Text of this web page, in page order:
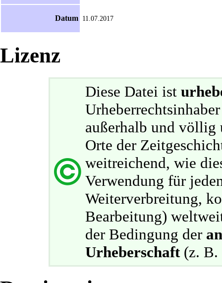
Datum 11.07.2017
Lizenz
Diese Datei ist
außerhalb und völlig
Orte der
weitreichend, wie
Verwendung für
Weiterverbreitung,
Bearbeitung)
der Bedingung der
Urheberschaft(z. B.